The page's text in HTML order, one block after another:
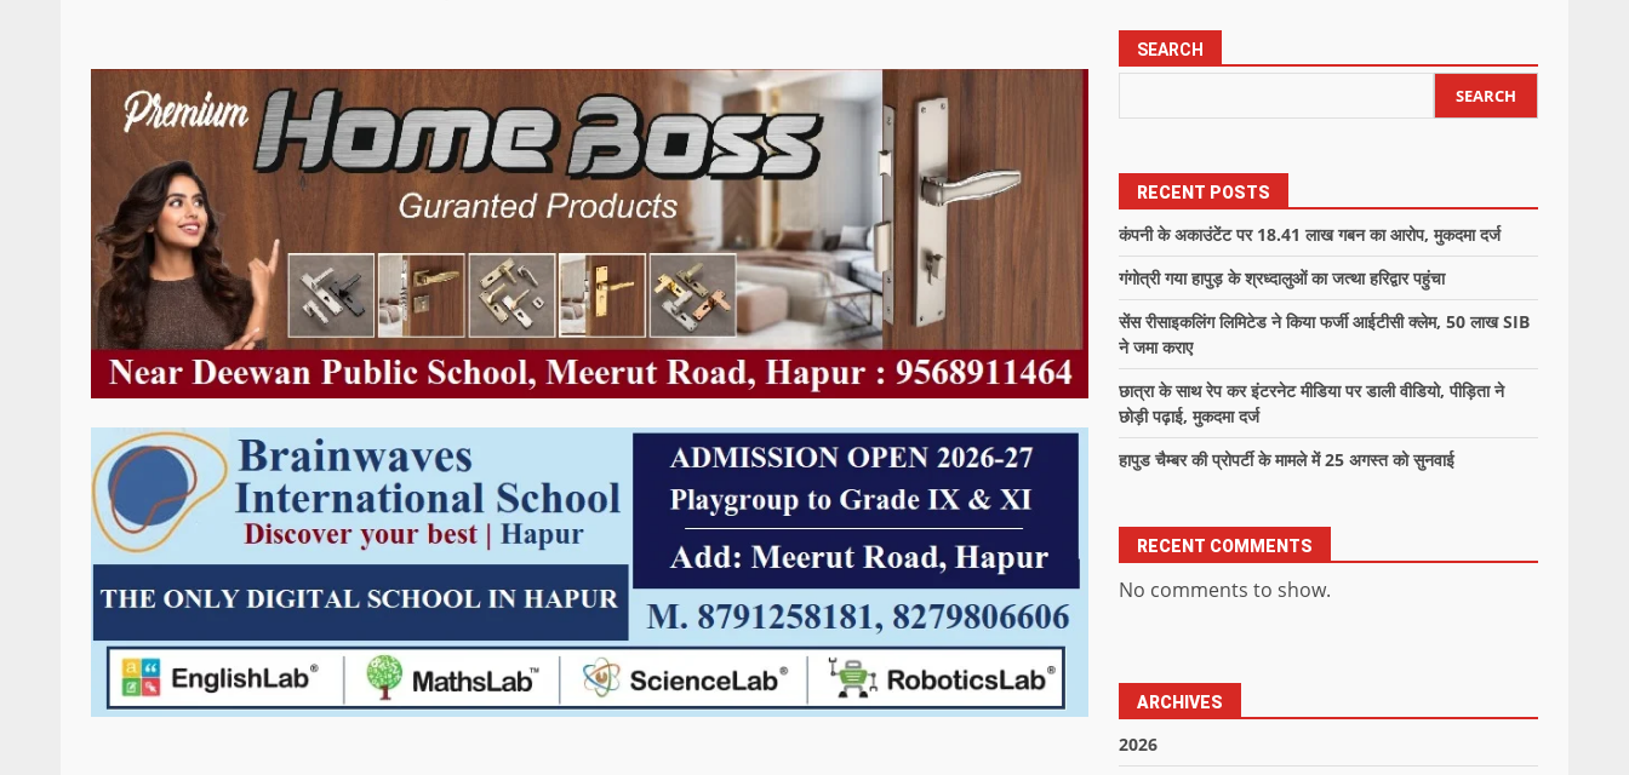
SEARCH
SEARCH
RECENT POSTS
कंपनी के अकाउंटेंट पर 18.41 लाख गबन का आरोप, मुकदमा दर्ज
गंगोत्री गया हापुड़ के श्रध्दालुओं का जत्था हरिद्वार पहुंचा
सेंस रीसाइकलिंग लिमिटेड ने किया फर्जी आईटीसी क्लेम, 50 लाख SIB
ने जमा कराए
छात्रा के साथ रेप कर इंटरनेट मीडिया पर डाली वीडियो, पीड़िता ने
छोड़ी पढ़ाई, मुकदमा दर्ज
हापुड चैम्बर की प्रोपर्टी के मामले में 25 अगस्त को सुनवाई
RECENT COMMENTS
No comments to show.
ARCHIVES
2026